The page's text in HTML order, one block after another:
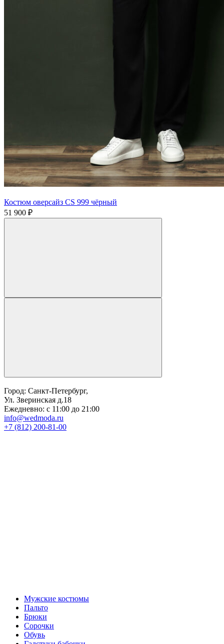
Костюм оверсайз CS 999 чёрный
51 900 ₽
Город: Санкт-Петербург,
Ул. Зверинская д.18
Ежедневно: с 11:00 до 21:00
info@wedmoda.ru
+7 (812) 200-81-00
Мужские костюмы
Пальто
Брюки
Сорочки
Обувь